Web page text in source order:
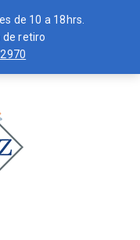
de 10 a 18hrs.
de retiro